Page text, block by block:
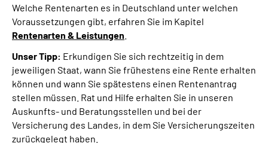
Welche Rentenarten es in Deutschland unter welchen
Voraussetzungen gibt, erfahren Sie im Kapitel
Rentenarten & Leistungen
Unser Tipp: Erkundigen Sie sich rechtzeitig in dem
jeweiligen Staat, wann Sie frühestens eine Rente erhalten
können und wann Sie spätestens einen Rentenantrag
stellen müssen. Rat und Hilfe erhalten Sie in unseren
Auskunfts- und Beratungsstellen und bei der
Versicherung des Landes, in dem Sie Versicherungszeiten
zurückgelegt haben.